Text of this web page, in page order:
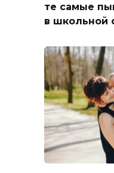
те самые
в школьной